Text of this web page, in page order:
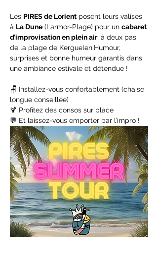
Les PIRES de Lorient posent leurs valises
à La Dune (Larmor-Plage) pour un cabaret
d’improvisation en plein air, à deux pas
de la plage de Kerguelen.Humour,
surprises et bonne humeur garantis dans
une ambiance estivale et détendue !
🪑 Installez-vous confortablement (chaise
longue conseillée)
🍹 Profitez des consos sur place
💬 Et laissez-vous emporter par l’impro !